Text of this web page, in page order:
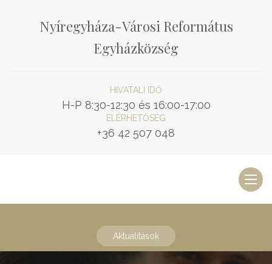
Nyíregyháza-Városi Református
Egyházközség
HIVATALI IDŐ
H-P 8:30-12:30 és 16:00-17:00
ELÉRHETŐSÉG
+36 42 507 048
Aktualitások